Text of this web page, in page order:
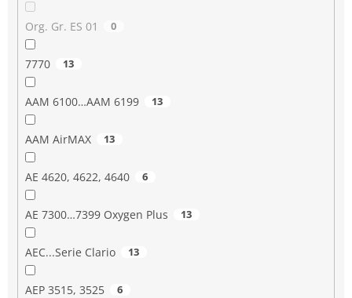
Org. Gr. ES 01 0
7770 13
AAM 6100…AAM 6199 13
AAM AirMAX 13
AE 4620, 4622, 4640 6
AE 7300…7399 Oxygen Plus 13
AEC...Serie Clario 13
AEP 3515, 3525 6